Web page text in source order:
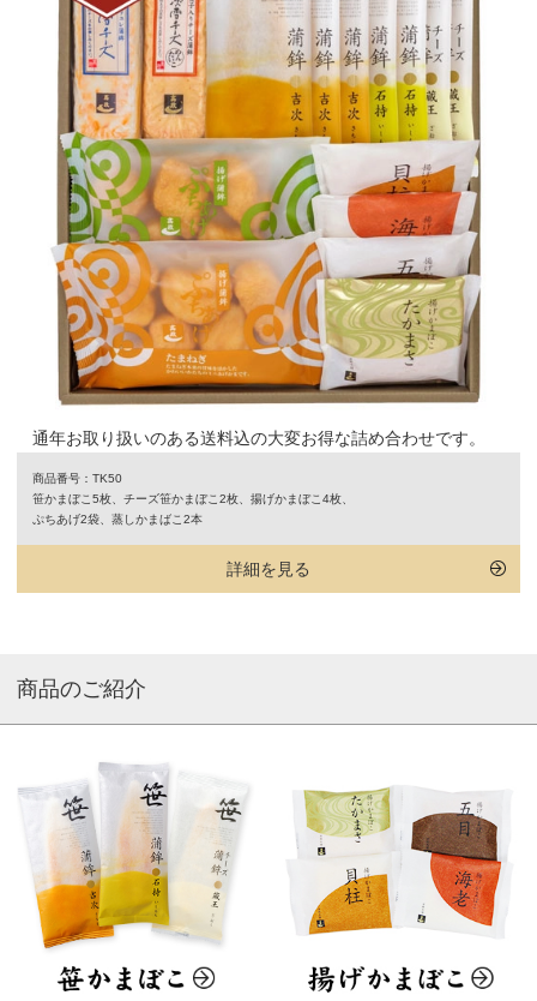
通年お取り扱いのある送料込の大変お得な詰め合わせです。
商品番号：TK50
笹かまぼこ5枚、チーズ笹かまぼこ2枚、揚げかまぼこ4枚、
ぷちあげ2袋、蒸しかまばこ2本
詳細を見る
商品のご紹介